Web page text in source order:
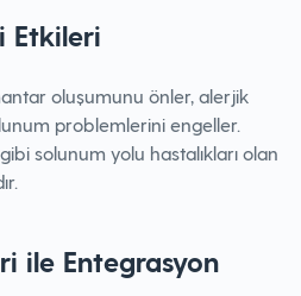
Etkileri
oluşumunu önler, alerjik
problemlerini engeller.
solunum yolu hastalıkları olan
ile Entegrasyon